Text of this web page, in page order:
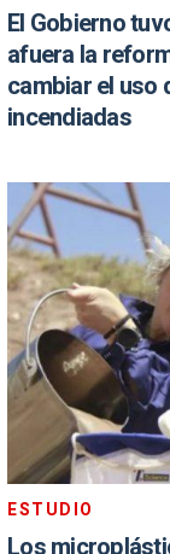
El Gobierno
afuera la
cambiar el uso
incendiadas
ESTUDIO